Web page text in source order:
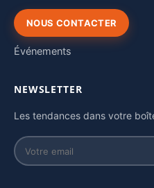
NOUS CONTACTER
Événements
NEWSLETTER
Les tendances dans votre